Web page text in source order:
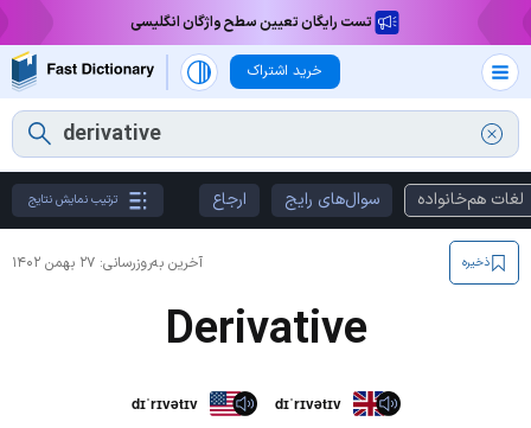
تست رایگان تعیین سطح واژگان انگلیسی
خرید اشتراک
لغات هم‌خانواده سوال‌های رایج ارجاع ترتیب نمایش نتایج
آخرین به‌روزرسانی: ۲۷ بهمن ۱۴۰۲ ذخیره
Derivative
dɪˈrɪvətɪv dɪˈrɪvətɪv